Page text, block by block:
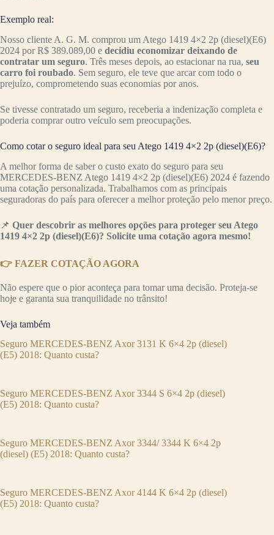
Exemplo real:
Nosso cliente A. G. M. comprou um Atego 1419 4×2 2p (diesel)(E6)
2024 por R$ 389.089,00 e decidiu economizar deixando de
contratar um seguro. Três meses depois, ao estacionar na rua, seu
carro foi roubado. Sem seguro, ele teve que arcar com todo o
prejuízo, comprometendo suas economias por anos.
Se tivesse contratado um seguro, receberia a indenização completa e
poderia comprar outro veículo sem preocupações.
Como cotar o seguro ideal para seu Atego 1419 4×2 2p (diesel)(E6)?
A melhor forma de saber o custo exato do seguro para seu
MERCEDES-BENZ Atego 1419 4×2 2p (diesel)(E6) 2024 é fazendo
uma cotação personalizada. Trabalhamos com as principais
seguradoras do país para oferecer a melhor proteção pelo menor preço.
📌 Quer descobrir as melhores opções para proteger seu Atego
1419 4×2 2p (diesel)(E6)? Solicite uma cotação agora mesmo!
👉 FAZER COTAÇÃO AGORA
Não espere que o pior aconteça para tomar uma decisão. Proteja-se
hoje e garanta sua tranquilidade no trânsito!
Veja também
Seguro MERCEDES-BENZ Axor 3131 K 6×4 2p (diesel)
(E5) 2018: Quanto custa?
Seguro MERCEDES-BENZ Axor 3344 S 6×4 2p (diesel)
(E5) 2018: Quanto custa?
Seguro MERCEDES-BENZ Axor 3344/ 3344 K 6×4 2p
(diesel) (E5) 2018: Quanto custa?
Seguro MERCEDES-BENZ Axor 4144 K 6×4 2p (diesel)
(E5) 2018: Quanto custa?